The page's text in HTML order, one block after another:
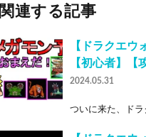
関連する記事
【ドラクエウ
【初心者】【
2024.05.31
ついに来た、ド